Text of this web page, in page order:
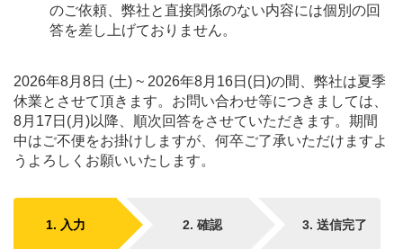
のご依頼、弊社と直接関係のない内容には個別の回
答を差し上げておりません。
2026年8月8日 (土) ~ 2026年8月16日(日)の間、弊社は夏季
休業とさせて頂きます。お問い合わせ等につきましては、
8月17日(月)以降、順次回答をさせていただきます。期間
中はご不便をお掛けしますが、何卒ご了承いただけますよ
うよろしくお願いいたします。
1. 入力 2.確認 3. 送信完了